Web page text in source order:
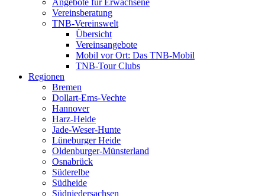
Angebote für Erwachsene
Vereinsberatung
TNB-Vereinswelt
Übersicht
Vereinsangebote
Mobil vor Ort: Das TNB-Mobil
TNB-Tour Clubs
Regionen
Bremen
Dollart-Ems-Vechte
Hannover
Harz-Heide
Jade-Weser-Hunte
Lüneburger Heide
Oldenburger-Münsterland
Osnabrück
Süderelbe
Südheide
Südniedersachsen